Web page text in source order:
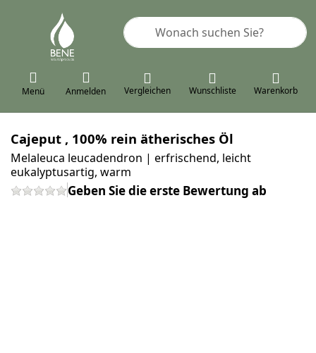
Geben Sie einen Suchbegriff ein.
Menü Anmelden Vergleichen Wunschliste Warenkorb
Cajeput , 100% rein ätherisches Öl
Melaleuca leucadendron | erfrischend, leicht
eukalyptusartig, warm
Geben Sie die erste Bewertung ab